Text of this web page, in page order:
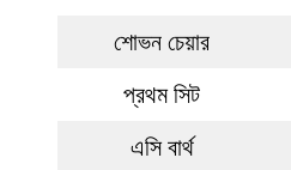
শোভন চেয়ার
প্রথম সিট
এসি বার্থ